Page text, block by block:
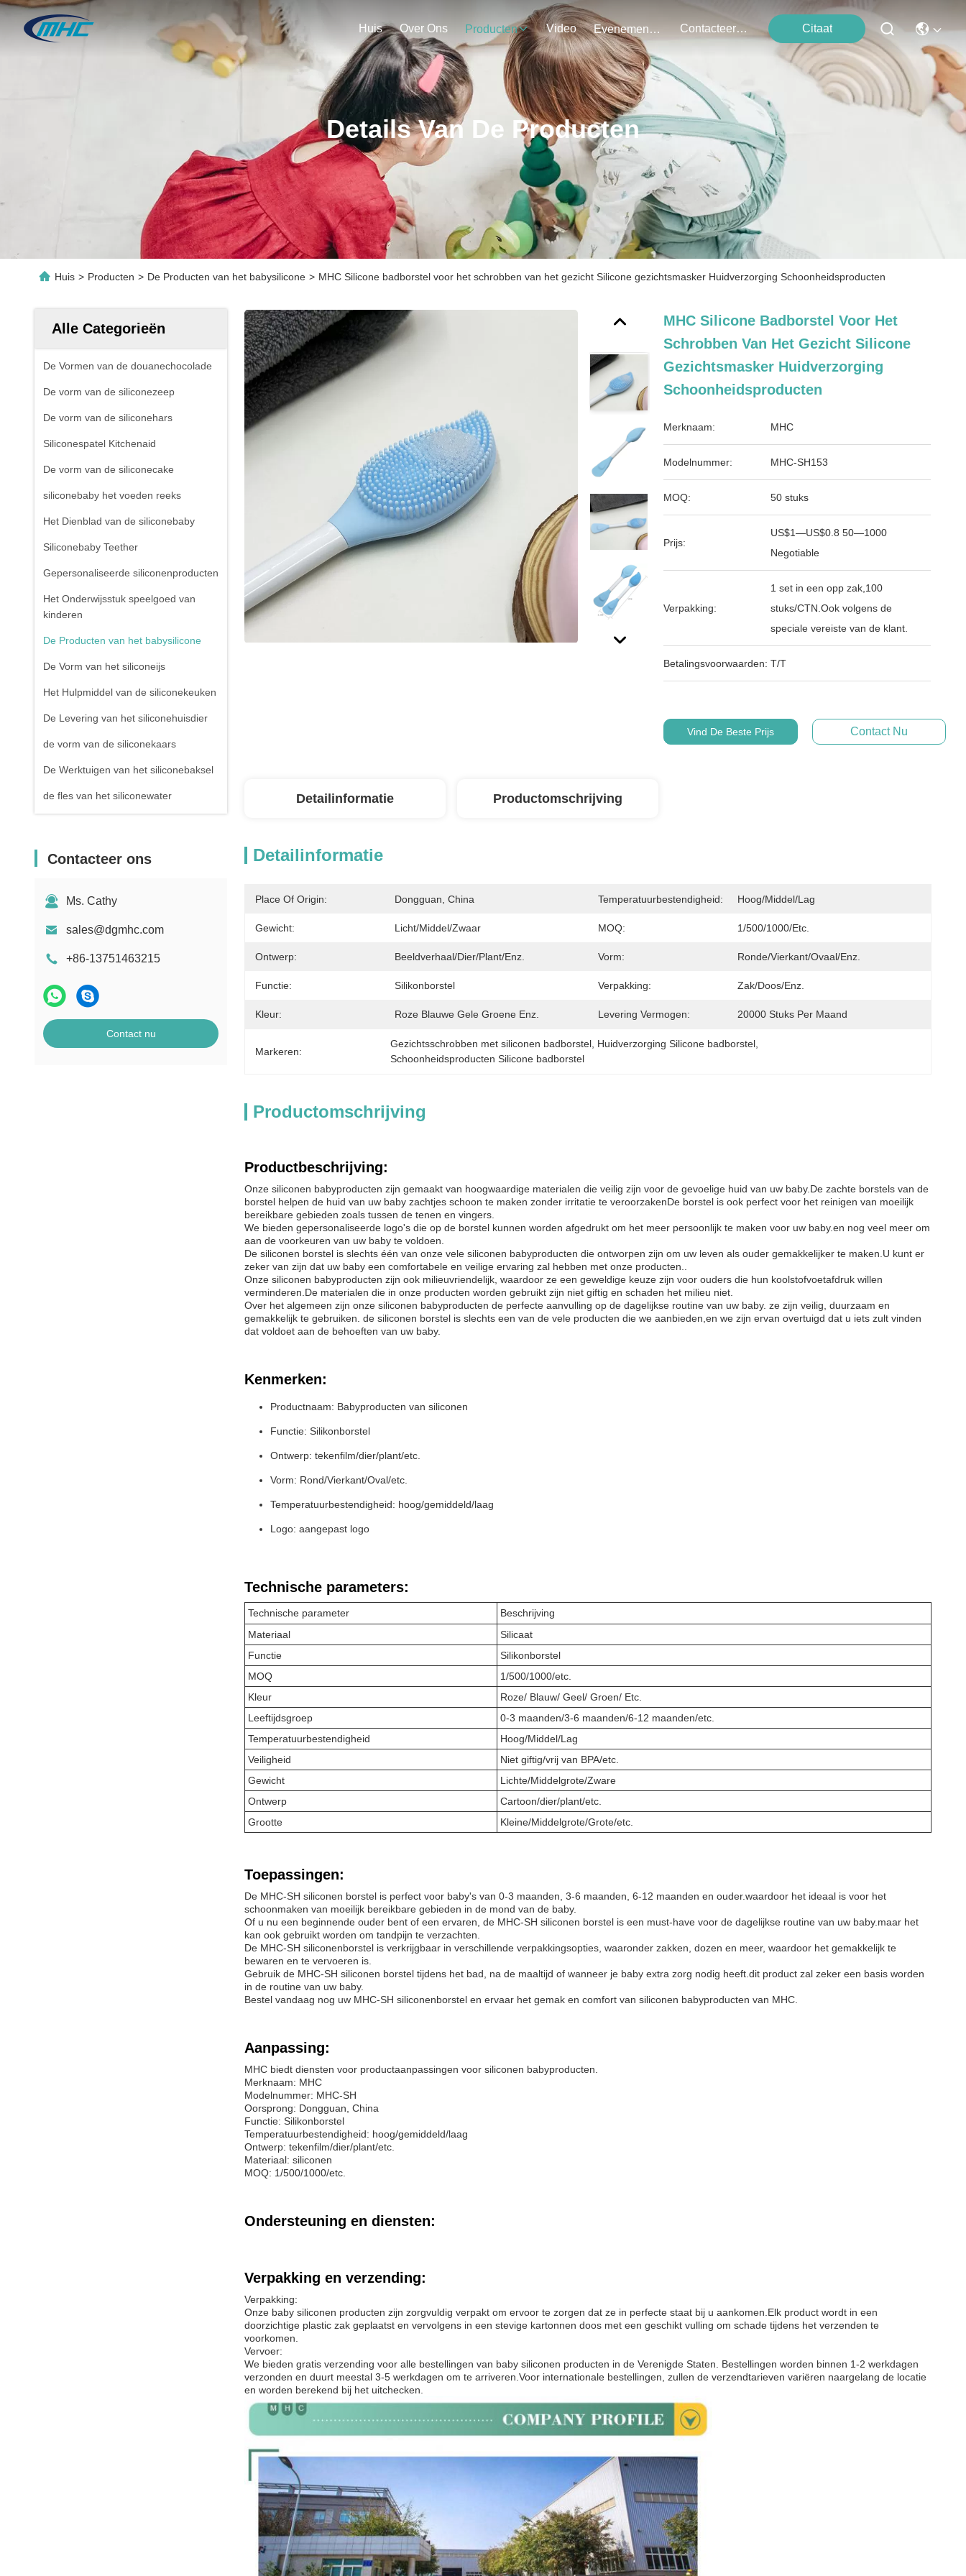
Huis Over Ons Producten Video Evenementen Contacteer Ons Citaat
Details Van De Producten
Huis > Producten > De Producten van het babysilicone > MHC Silicone badborstel voor het schrobben van het gezicht Silicone gezichtsmasker Huidverzorging Schoonheidsproducten
Alle Categorieën
De Vormen van de douanechocolade
De vorm van de siliconezeep
De vorm van de siliconehars
Siliconespatel Kitchenaid
De vorm van de siliconecake
siliconebaby het voeden reeks
Het Dienblad van de siliconebaby
Siliconebaby Teether
Gepersonaliseerde siliconenproducten
Het Onderwijsstuk speelgoed van
kinderen
De Producten van het babysilicone
De Vorm van het siliconeijs
Het Hulpmiddel van de siliconekeuken
De Levering van het siliconehuisdier
de vorm van de siliconekaars
De Werktuigen van het siliconebaksel
de fles van het siliconewater
Contacteer ons
Ms. Cathy
sales@dgmhc.com
+86-13751463215
Contact nu
MHC Silicone Badborstel Voor Het
Schrobben Van Het Gezicht Silicone
Gezichtsmasker Huidverzorging
Schoonheidsproducten
Merknaam: MHC
Modelnummer: MHC-SH153
MOQ: 50 stuks
Prijs:
US$1—US$0.8 50—1000
Negotiable
Verpakking:
1 set in een opp zak,100
stuks/CTN.Ook volgens de
speciale vereiste van de klant.
Betalingsvoorwaarden: T/T
Vind De Beste Prijs Contact Nu
Detailinformatie Productomschrijving
Detailinformatie
Place Of Origin: Dongguan, China Temperatuurbestendigheid: Hoog/Middel/Lag
Gewicht: Licht/Middel/Zwaar MOQ: 1/500/1000/etc.
Ontwerp: Beeldverhaal/Dier/Plant/enz. Vorm: Ronde/Vierkant/Ovaal/enz.
Functie: Silikonborstel Verpakking: Zak/Doos/enz.
Kleur: Roze Blauwe Gele Groene Enz. Levering Vermogen: 20000 Stuks Per Maand
Markeren:
Gezichtsschrobben met siliconen badborstel Huidverzorging Silicone badborstel
Schoonheidsproducten Silicone badborstel
Productomschrijving
Productbeschrijving:
Onze siliconen babyproducten zijn gemaakt van hoogwaardige materialen die veilig zijn voor de gevoelige huid van uw baby.De zachte borstels van de
borstel helpen de huid van uw baby zachtjes schoon te maken zonder irritatie te veroorzakenDe borstel is ook perfect voor het reinigen van moeilijk
bereikbare gebieden zoals tussen de tenen en vingers.
We bieden gepersonaliseerde logo's die op de borstel kunnen worden afgedrukt om het meer persoonlijk te maken voor uw baby.en nog veel meer om
aan de voorkeuren van uw baby te voldoen.
De siliconen borstel is slechts één van onze vele siliconen babyproducten die ontworpen zijn om uw leven als ouder gemakkelijker te maken.U kunt er
zeker van zijn dat uw baby een comfortabele en veilige ervaring zal hebben met onze producten..
Onze siliconen babyproducten zijn ook milieuvriendelijk, waardoor ze een geweldige keuze zijn voor ouders die hun koolstofvoetafdruk willen
verminderen.De materialen die in onze producten worden gebruikt zijn niet giftig en schaden het milieu niet.
Over het algemeen zijn onze siliconen babyproducten de perfecte aanvulling op de dagelijkse routine van uw baby. ze zijn veilig, duurzaam en
gemakkelijk te gebruiken. de siliconen borstel is slechts een van de vele producten die we aanbieden,en we zijn ervan overtuigd dat u iets zult vinden
dat voldoet aan de behoeften van uw baby.
Kenmerken:
Productnaam: Babyproducten van siliconen
Functie: Silikonborstel
Ontwerp: tekenfilm/dier/plant/etc.
Vorm: Rond/Vierkant/Oval/etc.
Temperatuurbestendigheid: hoog/gemiddeld/laag
Logo: aangepast logo
Technische parameters:
Technische parameter
Beschrijving
Materiaal
Silicaat
Functie
Silikonborstel
MOQ
1/500/1000/etc.
Kleur
Roze/ Blauw/ Geel/ Groen/ Etc.
Leeftijdsgroep
0-3 maanden/3-6 maanden/6-12 maanden/etc.
Temperatuurbestendigheid
Hoog/Middel/Lag
Veiligheid
Niet giftig/vrij van BPA/etc.
Gewicht
Lichte/Middelgrote/Zware
Ontwerp
Cartoon/dier/plant/etc.
Grootte
Kleine/Middelgrote/Grote/etc.
Toepassingen:
De MHC-SH siliconen borstel is perfect voor baby's van 0-3 maanden, 3-6 maanden, 6-12 maanden en ouder.waardoor het ideaal is voor het
schoonmaken van moeilijk bereikbare gebieden in de mond van de baby.
Of u nu een beginnende ouder bent of een ervaren, de MHC-SH siliconen borstel is een must-have voor de dagelijkse routine van uw baby.maar het
kan ook gebruikt worden om tandpijn te verzachten.
De MHC-SH siliconenborstel is verkrijgbaar in verschillende verpakkingsopties, waaronder zakken, dozen en meer, waardoor het gemakkelijk te
bewaren en te vervoeren is.
Gebruik de MHC-SH siliconen borstel tijdens het bad, na de maaltijd of wanneer je baby extra zorg nodig heeft.dit product zal zeker een basis worden
in de routine van uw baby.
Bestel vandaag nog uw MHC-SH siliconenborstel en ervaar het gemak en comfort van siliconen babyproducten van MHC.
Aanpassing:
MHC biedt diensten voor productaanpassingen voor siliconen babyproducten.
Merknaam: MHC
Modelnummer: MHC-SH
Oorsprong: Dongguan, China
Functie: Silikonborstel
Temperatuurbestendigheid: hoog/gemiddeld/laag
Ontwerp: tekenfilm/dier/plant/etc.
Materiaal: siliconen
MOQ: 1/500/1000/etc.
Ondersteuning en diensten:
Verpakking en verzending:
Verpakking:
Onze baby siliconen producten zijn zorgvuldig verpakt om ervoor te zorgen dat ze in perfecte staat bij u aankomen.Elk product wordt in een
doorzichtige plastic zak geplaatst en vervolgens in een stevige kartonnen doos met een geschikt vulling om schade tijdens het verzenden te
voorkomen.
Vervoer:
We bieden gratis verzending voor alle bestellingen van baby siliconen producten in de Verenigde Staten. Bestellingen worden binnen 1-2 werkdagen
verzonden en duurt meestal 3-5 werkdagen om te arriveren.Voor internationale bestellingen, zullen de verzendtarieven variëren naargelang de locatie
en worden berekend bij het uitchecken.